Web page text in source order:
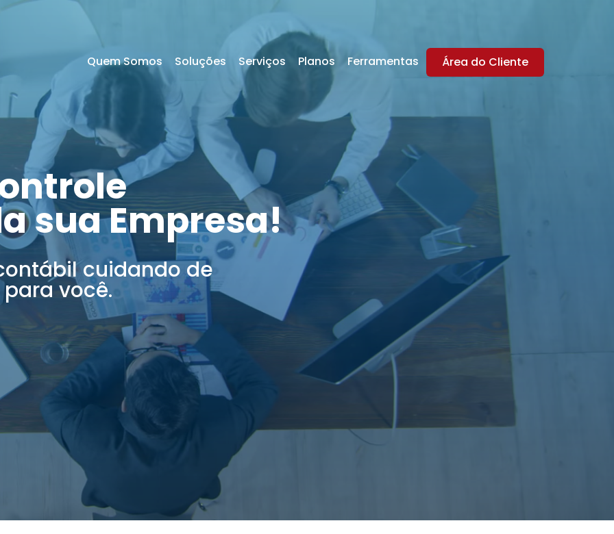
Quem Somos Soluções Serviços Planos Ferramentas Área do Cliente
sua Empresa!
cuidando de
você.